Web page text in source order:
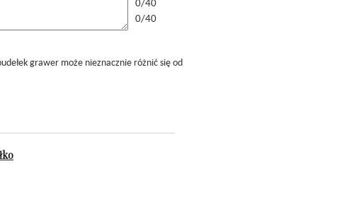
0/40
grawer może nieznacznie różnić się od